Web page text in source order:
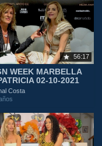
56:17
WEEK MARBELLA
02-10-2021
Costa